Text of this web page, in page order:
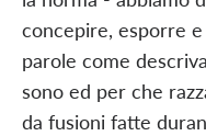
concepire, esporre
parole come
sono ed per che
da fusioni fatte